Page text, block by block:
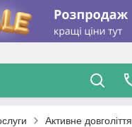
Активне довголіття